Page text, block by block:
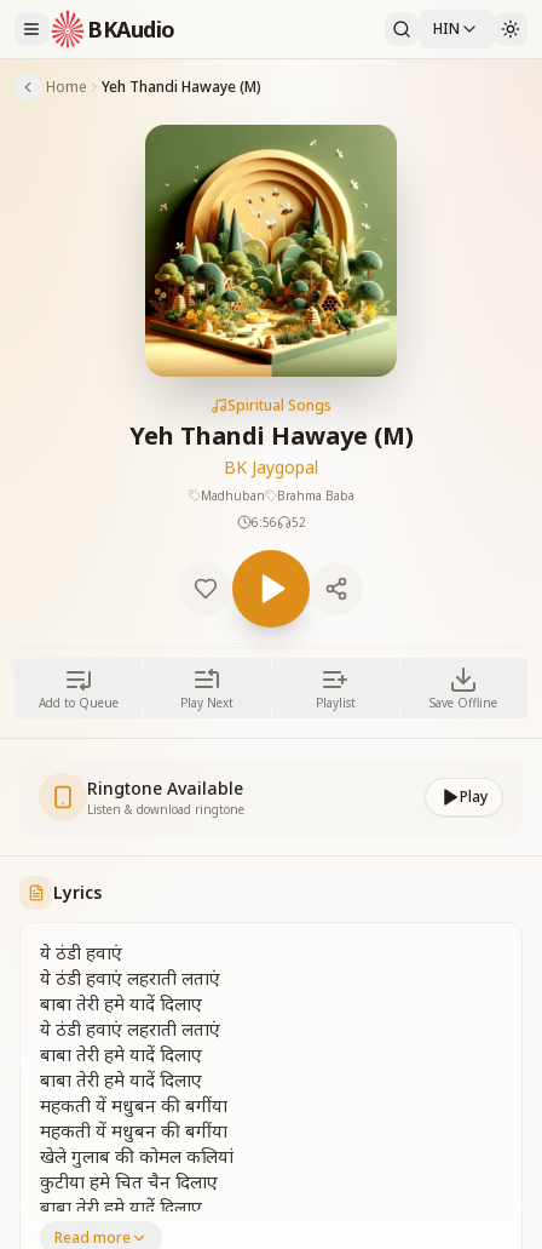
BKAudio HIN
Home Yeh Thandi Hawaye (M)
Spiritual Songs
Yeh Thandi Hawaye (M)
BK Jaygopal
Madhuban
Brahma Baba
6:56
52
Add to Queue Play Next Playlist Save Offline
Ringtone Available
Listen & download ringtone
Play
Lyrics
ये ठंडी हवाएं
ये ठंडी हवाएं लहराती लताएं
बाबा तेरी हमे यादें दिलाए
ये ठंडी हवाएं लहराती लताएं
बाबा तेरी हमे यादें दिलाए
बाबा तेरी हमे यादें दिलाए
महकती यें मधुबन की बगींया
महकती यें मधुबन की बगींया
खेले गुलाब की कोमल कलियां
कुटीया हमे चित चैन दिलाए
बाबा तेरी हमे यादें दिलाए
यें ठंडी हवाएं लहराती लताएं
Read more